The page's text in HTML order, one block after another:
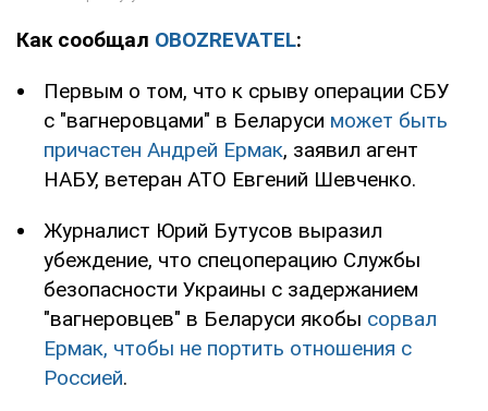
Как сообщал OBOZREVATEL:
Первым о том, что к срыву операции СБУ
с "вагнеровцами" в Беларуси может быть
причастен Андрей Ермак, заявил агент
НАБУ, ветеран АТО Евгений Шевченко.
Журналист Юрий Бутусов выразил
убеждение, что спецоперацию Службы
безопасности Украины с задержанием
"вагнеровцев" в Беларуси якобы сорвал
Ермак, чтобы не портить отношения с
Россией.